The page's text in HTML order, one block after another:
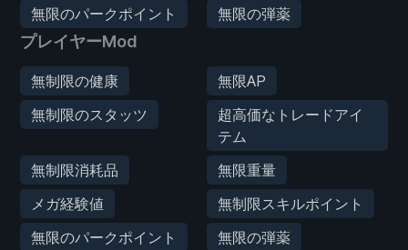
無限のパークポイント
無限の弾薬
プレイヤーMod
無制限の健康
無限AP
無制限のスタッツ
超高価なトレードアイ
テム
無制限消耗品
無限重量
メガ経験値
無制限スキルポイント
無限のパークポイント
無限の弾薬